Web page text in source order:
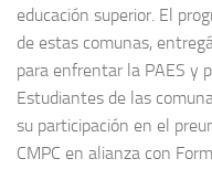
educación superior. El
de estas comunas,
para enfrentar la PAES y
Estudiantes de las
su participación en el
CMPC en alianza con